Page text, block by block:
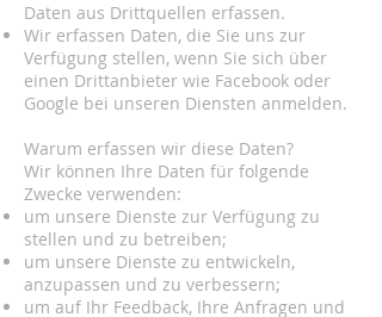
Daten aus Drittquellen erfassen.
Wir erfassen Daten, die Sie uns zur
Verfügung stellen, wenn Sie sich über
einen Drittanbieter wie Facebook oder
Google bei unseren Diensten anmelden.
Warum erfassen wir diese Daten?
Wir können Ihre Daten für folgende
Zwecke verwenden:
um unsere Dienste zur Verfügung zu
stellen und zu betreiben;
um unsere Dienste zu entwickeln,
anzupassen und zu verbessern;
um auf Ihr Feedback, Ihre Anfragen und